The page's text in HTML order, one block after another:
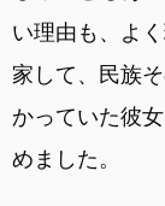
い理由も、よ
家して、民族
かっていた彼
めました。